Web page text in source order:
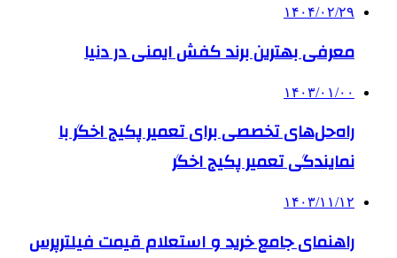
۱۴۰۴/۰۲/۲۹
معرفی بهترین برند کفش ایمنی در دنیا
۱۴۰۳/۰۱/۰۰
راه‌حل‌های تخصصی برای تعمیر پکیج اخگر با
نمایندگی تعمیر پکیج اخگر
۱۴۰۳/۱۱/۱۲
راهنمای جامع خرید و استعلام قیمت فیلترپرس